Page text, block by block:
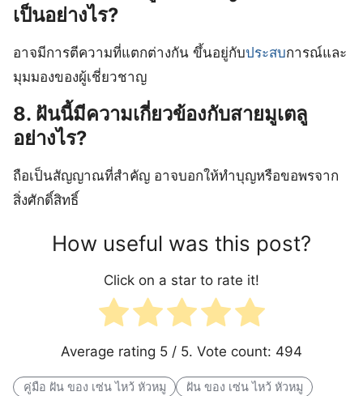
เป็นอย่างไร?
อาจมีการตีความที่แตกต่างกัน ขึ้นอยู่กับประสบการณ์และ
มุมมองของผู้เชี่ยวชาญ
8. ฝันนี้มีความเกี่ยวข้องกับสายมูเตลู
อย่างไร?
ถือเป็นสัญญาณที่สำคัญ อาจบอกให้ทำบุญหรือขอพรจาก
สิ่งศักดิ์สิทธิ์
How useful was this post?
Click on a star to rate it!
Average rating 5 / 5. Vote count: 494
คู่มือ ฝัน ของ เซ่น ไหว้ หัวหมู
ฝัน ของ เซ่น ไหว้ หัวหมู